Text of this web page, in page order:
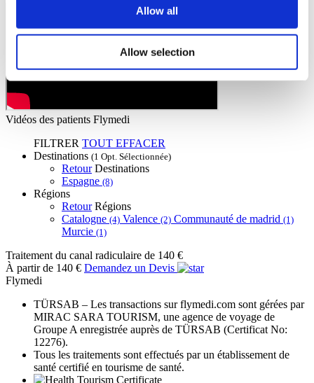
Allow all
Allow selection
Vidéos des patients Flymedi
FILTRER TOUT EFFACER
Destinations (1 Opt. Sélectionnée)
Retour Destinations
Espagne (8)
Régions
Retour Régions
Catalogne (4) Valence (2) Communauté de madrid (1)
Murcie (1)
Traitement du canal radiculaire de 140 €
À partir de 140 € Demandez un Devis
Flymedi
TÜRSAB – Les transactions sur flymedi.com sont gérées par
MIRAC SARA TOURISM, une agence de voyage de
Groupe A enregistrée auprès de TÜRSAB (Certificat No:
12276).
Tous les traitements sont effectués par un établissement de
santé certifié en tourisme de santé.